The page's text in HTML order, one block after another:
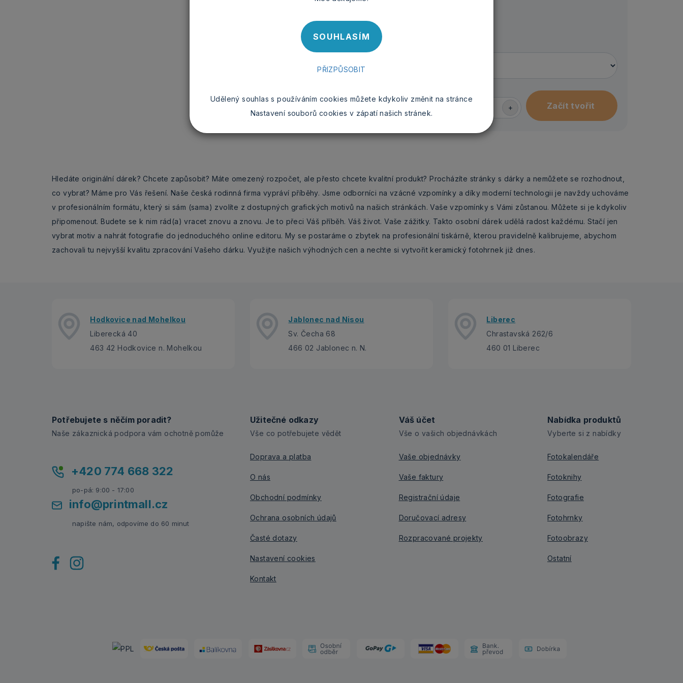
SOUHLASÍM
PŘIZPŮSOBIT
Udělený souhlas s používáním cookies můžete kdykoliv změnit na stránce
Nastavení souborů cookies v zápatí našich stránek.
BARVA HRNKU
+
Hledáte originální dárek? Chcete zapůsobit? Máte omezený rozpočet, ale přesto chcete kvalitní produkt? Procházíte stránky s dárky a nemůžete se rozhodnout,
co vybrat? Máme pro Vás řešení. Naše česká rodinná firma vypráví příběhy. Jsme odborníci na vzácné vzpomínky a díky moderní technologii je navždy uchováme
v profesionálním formátu, který si sám (sama) zvolíte z dostupných grafických motivů na našich stránkách. Vaše vzpomínky s Vámi zůstanou. Můžete si je kdykoliv
připomenout. Budete se k nim rád(a) vracet znovu a znovu. Je to přeci Váš příběh. Váš život. Vaše zážitky. Takto osobní dárek udělá radost každému. Stačí jen
vybrat motiv a nahrát fotografie do jednoduchého online editoru. My se postaráme o zbytek na profesionální tiskárně, kterou pravidelně kalibrujeme, abychom
zachovali tu nejvyšší kvalitu zpracování Vašeho dárku. Využijte našich výhodných cen a nechte si vytvořit keramický fotohrnek již dnes.
Hodkovice nad Mohelkou
Liberecká 40
463 42 Hodkovice n. Mohelkou
Jablonec nad Nisou
Sv. Čecha 68
466 02 Jablonec n. N.
Liberec
Chrastavská 262/6
460 01 Liberec
Potřebujete s něčím poradit?
Naše zákaznická podpora vám ochotně pomůže
+420 774 668 322
po-pá: 9:00 - 17:00
info@printmall.cz
napište nám, odpovíme do 60 minut
Užitečné odkazy
Vše co potřebujete vědět
Doprava a platba
O nás
Obchodní podmínky
Ochrana osobních údajů
Časté dotazy
Nastavení cookies
Kontakt
Váš účet
Vše o vašich objednávkách
Vaše objednávky
Vaše faktury
Registrační údaje
Doručovací adresy
Rozpracované projekty
Nabídka produktů
Vyberte si z nabídky
Fotokalendáře
Fotoknihy
Fotografie
Fotohrnky
Fotoobrazy
Ostatní